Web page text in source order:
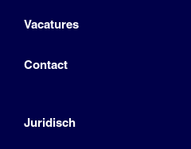
Vacatures
Contact
Juridisch